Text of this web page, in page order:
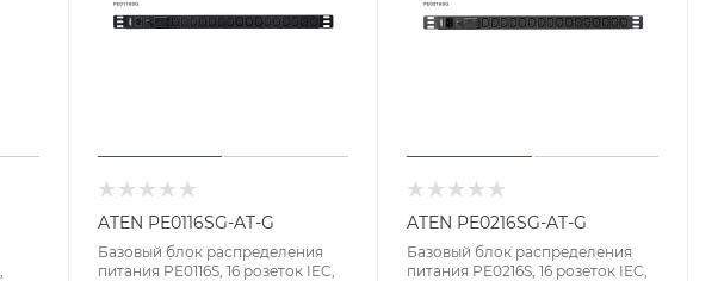
ATEN PE0116SG-AT-G
Базовый блок распределения
питания PE0116S, 16 розеток IEC,
ATEN PE0216SG-AT-G
Базовый блок распределения
питания PE0216S, 16 розеток IEC,